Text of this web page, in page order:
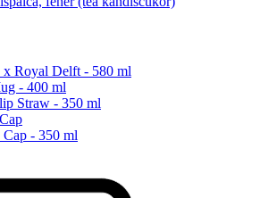
x Royal Delft - 580 ml
- 400 ml
Straw - 350 ml
- 350 ml